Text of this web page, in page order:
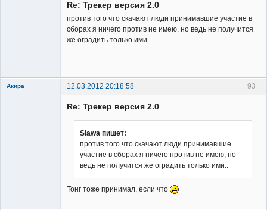
Re: Трекер версия 2.0
против того что скачают люди принимавшие участие в
сборах я ничего против не имею, но ведь не получится
же оградить только ими..
93
Акира 12.03.2012 20:18:58
Re: Трекер версия 2.0
Slawa пишет:
против того что скачают люди принимавшие
участие в сборах я ничего против не имею, но
ведь не получится же оградить только ими..
Тонг тоже принимал, если что